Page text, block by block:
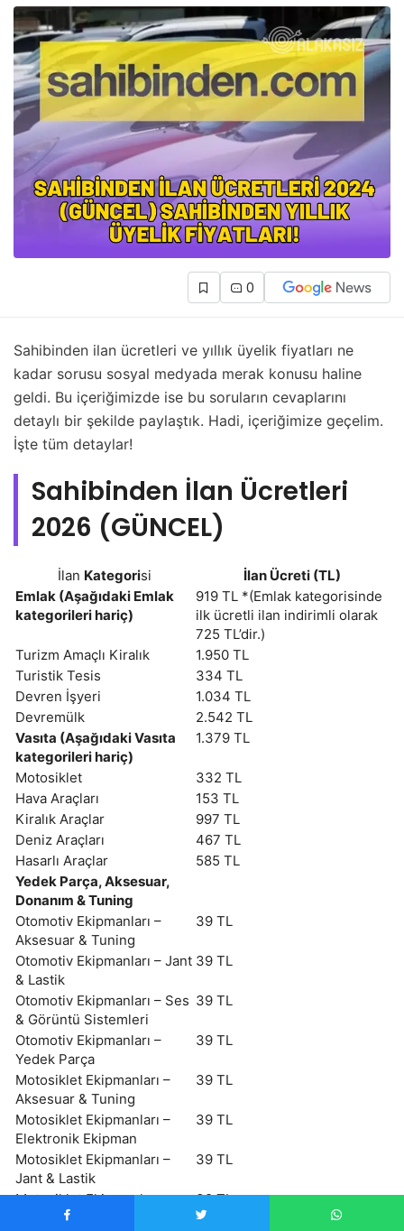
0
Sahibinden ilan ücretleri ve yıllık üyelik fiyatları ne
kadar sorusu sosyal medyada merak konusu haline
geldi. Bu içeriğimizde ise bu soruların cevaplarını
detaylı bir şekilde paylaştık. Hadi, içeriğimize geçelim.
İşte tüm detaylar!
Sahibinden İlan Ücretleri
2026 (GÜNCEL)
İlan Kategorisi
İlan Ücreti (TL)
Emlak (Aşağıdaki Emlak
kategorileri hariç)
919 TL *(Emlak kategorisinde
ilk ücretli ilan indirimli olarak
725 TL’dir.)
Turizm Amaçlı Kiralık
1.950 TL
Turistik Tesis
334 TL
Devren İşyeri
1.034 TL
Devremülk
2.542 TL
Vasıta (Aşağıdaki Vasıta
kategorileri hariç)
1.379 TL
Motosiklet
332 TL
Hava Araçları
153 TL
Kiralık Araçlar
997 TL
Deniz Araçları
467 TL
Hasarlı Araçlar
585 TL
Yedek Parça, Aksesuar,
Donanım & Tuning
Otomotiv Ekipmanları –
Aksesuar & Tuning
39 TL
Otomotiv Ekipmanları – Jant
& Lastik
39 TL
Otomotiv Ekipmanları – Ses
& Görüntü Sistemleri
39 TL
Otomotiv Ekipmanları –
Yedek Parça
39 TL
Motosiklet Ekipmanları –
Aksesuar & Tuning
39 TL
Motosiklet Ekipmanları –
Elektronik Ekipman
39 TL
Motosiklet Ekipmanları –
Jant & Lastik
39 TL
Motosiklet Ekipmanları –
Kask, Kıyafet & Ekipman
39 TL